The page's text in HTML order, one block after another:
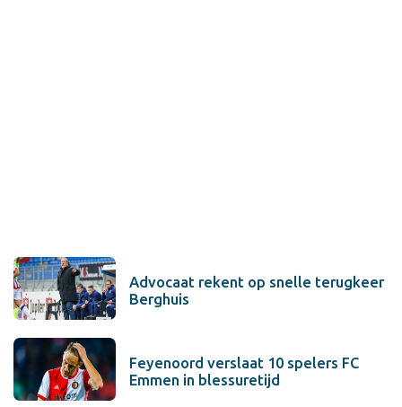
Advocaat rekent op snelle terugkeer
Berghuis
Feyenoord verslaat 10 spelers FC
Emmen in blessuretijd